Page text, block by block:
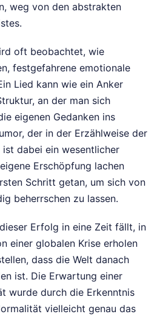
weg von den abstrakten
oft beobachtet, wie
festgefahrene emotionale
Lied kann wie ein Anker
an der man sich
eigenen Gedanken ins
der in der Erzählweise der
dabei ein wesentlicher
Erschöpfung lachen
Schritt getan, um sich von
beherrschen zu lassen.
Erfolg in eine Zeit fällt, in
einer globalen Krise erholen
dass die Welt danach
ist. Die Erwartung einer
wurde durch die Erkenntnis
vielleicht genau das